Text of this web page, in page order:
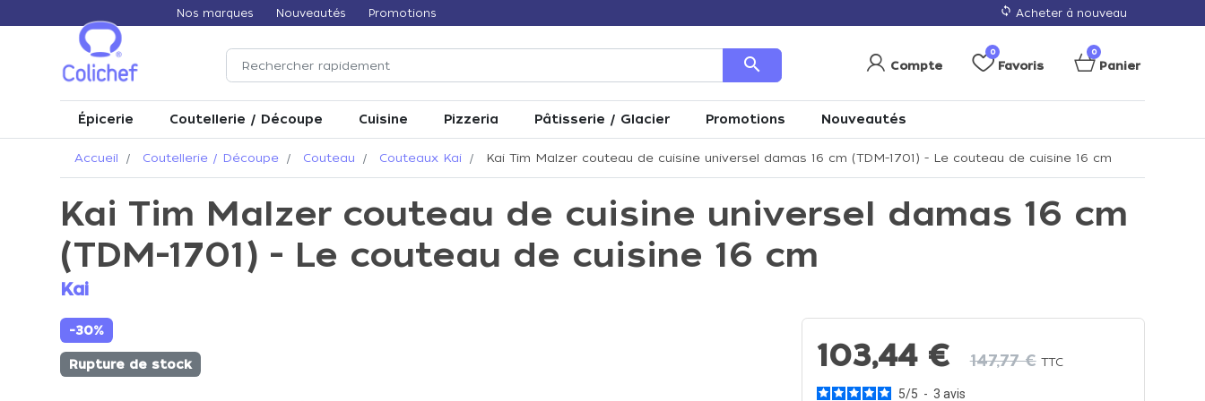
Nos marques Nouveautés Promotions loop Acheter à nouveau
search Compte
0
Favoris
0
Panier
Épicerie Coutellerie / Découpe Cuisine Pizzeria Pâtisserie / Glacier Promotions Nouveautés
Accueil Coutellerie / Découpe Couteau Couteaux Kai Kai Tim Malzer couteau de cuisine universel damas 16 cm (TDM-1701) - Le couteau de cuisine 16 cm
Kai Tim Malzer couteau de cuisine universel damas 16 cm
(TDM-1701) - Le couteau de cuisine 16 cm
Kai
-30%
Rupture de stock 103,44 € 147,77 € TTC
5/5 - 3 avis